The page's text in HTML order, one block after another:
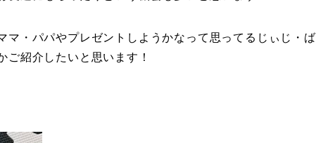
マ・パパやプレゼントしようかなって思ってるじぃじ・ば
ご紹介したいと思います！